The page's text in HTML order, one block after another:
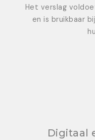
Het verslag
en is bruikbaar
Digitaal